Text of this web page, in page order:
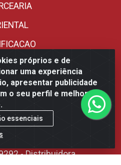
próprios e de
uma experiência
apresentar publicidade
o seu perfil e melhorar a
essenciais
- Distribuidora